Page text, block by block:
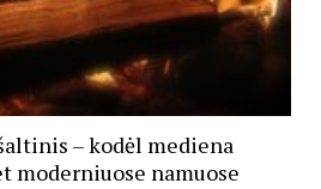
– kodėl mediena
moderniuose namuose